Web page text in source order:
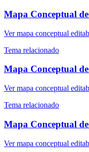
Mapa Conceptual
Ver mapa conceptual
Tema relacionado
Mapa Conceptual
Ver mapa conceptual
Tema relacionado
Mapa Conceptual
Ver mapa conceptual